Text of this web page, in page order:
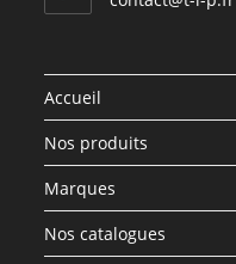
Accueil
Nos produits
Marques
Nos catalogues